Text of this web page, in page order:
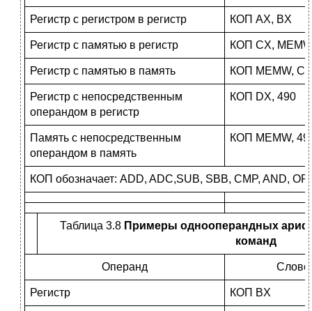
Регистр с регистром в регистр КОП AX, BX
Регистр с памятью в регистр КОП CX,
Регистр с памятью в память КОП MEMW, CX
Регистр с непосредственным
операндом в регистр
КОП DX, 490
Память с непосредственным
операндом в память
КОП MEMW,
КОП обозначает: ADD, ADC,SUB, SBB, CMP, AND,
Таблица 3.8 Примеры однооперандных
команд
Операнд Слово
Регистр КОП BX